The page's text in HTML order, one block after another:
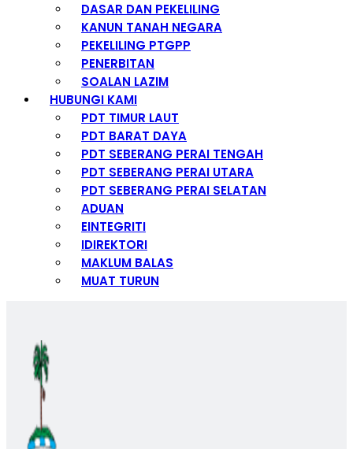
DASAR DAN PEKELILING
KANUN TANAH NEGARA
PEKELILING PTGPP
PENERBITAN
SOALAN LAZIM
HUBUNGI KAMI
PDT TIMUR LAUT
PDT BARAT DAYA
PDT SEBERANG PERAI TENGAH
PDT SEBERANG PERAI UTARA
PDT SEBERANG PERAI SELATAN
ADUAN
EINTEGRITI
IDIREKTORI
MAKLUM BALAS
MUAT TURUN